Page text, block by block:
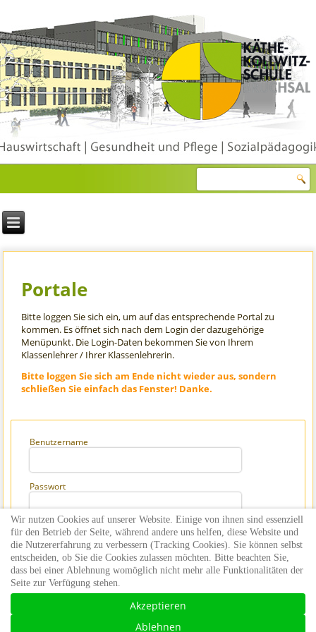
Portale
Bitte loggen Sie sich ein, um auf das entsprechende Portal zu
kommen. Es öffnet sich nach dem Login der dazugehörige
Menüpunkt. Die Login-Daten bekommen Sie von Ihrem
Klassenlehrer / Ihrer Klassenlehrerin.
Bitte loggen Sie sich am Ende nicht wieder aus, sondern
schließen Sie einfach das Fenster! Danke.
Benutzername
Passwort
Angemeldet bleiben
©2026 Käthe Kollwitz Schule, Bruchsal |
Wir nutzen Cookies auf unserer Website. Einige von ihnen sind essenziell
für den Betrieb der Seite, während andere uns helfen, diese Website und
die Nutzererfahrung zu verbessern (Tracking Cookies). Sie können selbst
entscheiden, ob Sie die Cookies zulassen möchten. Bitte beachten Sie,
dass bei einer Ablehnung womöglich nicht mehr alle Funktionalitäten der
Seite zur Verfügung stehen.
Akzeptieren
Ablehnen